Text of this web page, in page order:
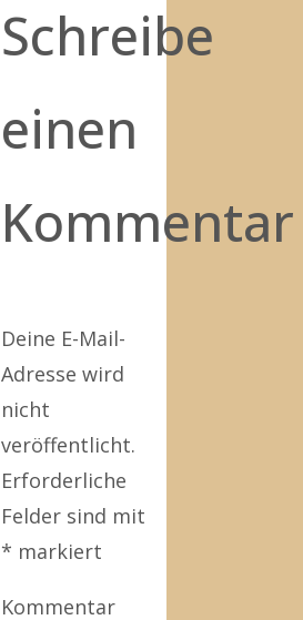
Schreibe
einen
Kommentar
Deine E-Mail-
Adresse wird
nicht
veröffentlicht.
Erforderliche
Felder sind mit
* markiert
Kommentar